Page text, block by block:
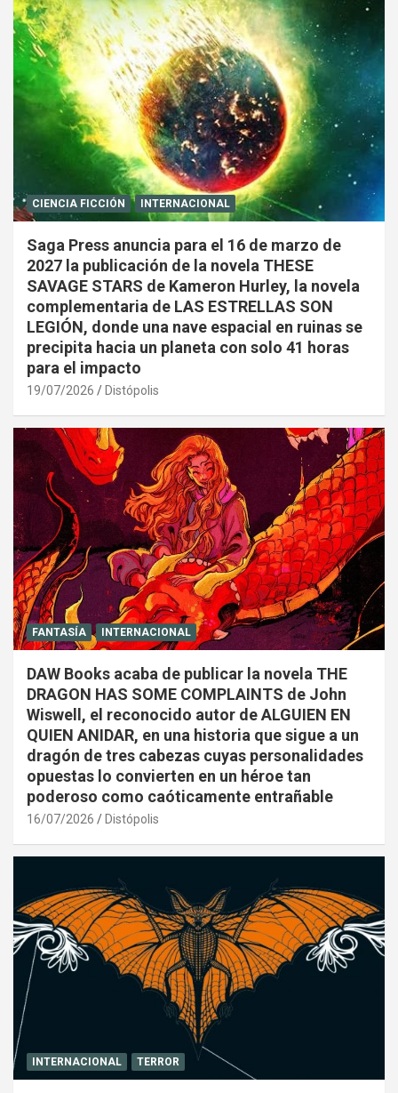
CIENCIA FICCIÓN INTERNACIONAL
Saga Press anuncia para el 16 de marzo de
2027 la publicación de la novela THESE
SAVAGE STARS de Kameron Hurley, la novela
complementaria de LAS ESTRELLAS SON
LEGIÓN, donde una nave espacial en ruinas se
precipita hacia un planeta con solo 41 horas
para el impacto
19/07/2026 Distópolis
FANTASÍA INTERNACIONAL
DAW Books acaba de publicar la novela THE
DRAGON HAS SOME COMPLAINTS de John
Wiswell, el reconocido autor de ALGUIEN EN
QUIEN ANIDAR, en una historia que sigue a un
dragón de tres cabezas cuyas personalidades
opuestas lo convierten en un héroe tan
poderoso como caóticamente entrañable
16/07/2026 Distópolis
INTERNACIONAL TERROR